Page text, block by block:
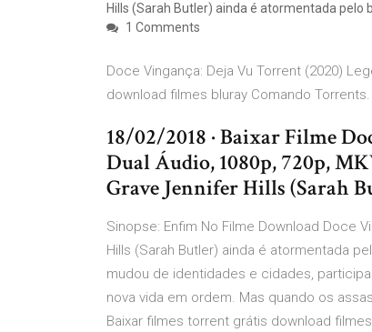
Hills (Sarah Butler) ainda é atormentada pelo
1 Comments
Doce Vingança: Deja Vu Torrent (2020)
download filmes bluray Comando Torrents.
18/02/2018 · Baixar Filme
Dual Áudio, 1080p, 720p,
Grave Jennifer Hills (Sarah
Sinopse: Enfim No Filme Download Doce
Hills (Sarah Butler) ainda é atormentada
mudou de identidades e cidades,
nova vida em ordem. Mas quando os
Baixar filmes torrent grátis download